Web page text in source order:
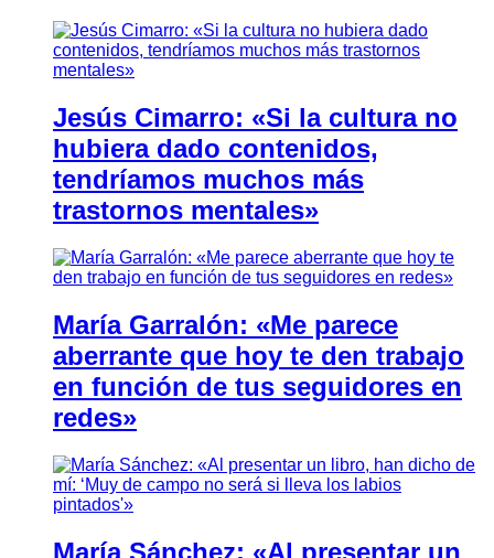
Jesús Cimarro: «Si la cultura no
hubiera dado contenidos,
tendríamos muchos más
trastornos mentales»
María Garralón: «Me parece
aberrante que hoy te den trabajo
en función de tus seguidores en
redes»
María Sánchez: «Al presentar un